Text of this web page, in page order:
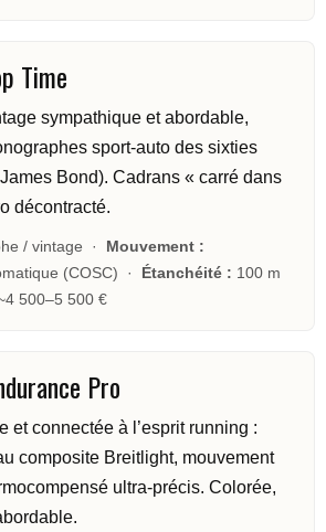
Time
sympathique et abordable,
sport-auto des sixties
Bond). Cadrans « carré dans
décontracté.
/ vintage · Mouvement :
(COSC) · Étanchéité : 100 m
500–5 500 €
Pro
et connectée à l’esprit running :
composite Breitlight, mouvement
ultra-précis. Colorée,